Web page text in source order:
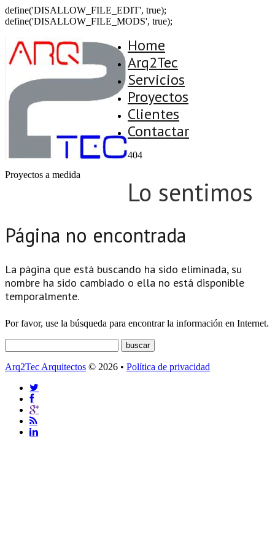
define('DISALLOW_FILE_EDIT', true);
define('DISALLOW_FILE_MODS', true);
Proyectos a medida
Home
Arq2Tec
Servicios
Proyectos
Clientes
Contactar
404
Lo sentimos
Página no encontrada
La página que está buscando ha sido eliminada, su
nombre ha sido cambiado o ella no está disponible
temporalmente.
Por favor, use la búsqueda para encontrar la información en Internet.
Arq2Tec Arquitectos © 2026 • Política de privacidad